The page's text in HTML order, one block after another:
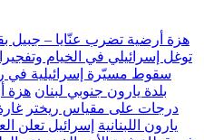
هزة أرضية تضرب عنّايا – جبيل بقوّة 2.8 درجات على مقياس
توغل إسرائيلي في الخيام
سقوط مسيّرة إسرائيلية في
بلدة يارون جنوبي لبنان
درجات على مقياس ريختر
يارون اللبنانية إسرائيل تعلن